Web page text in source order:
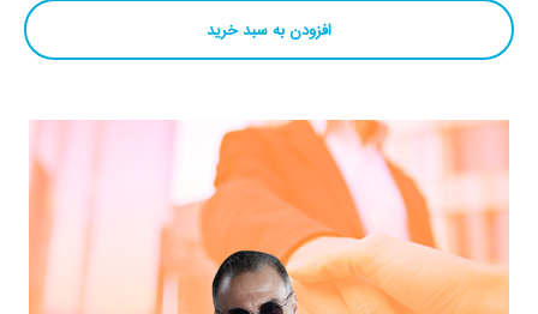
افزودن به سبد خرید